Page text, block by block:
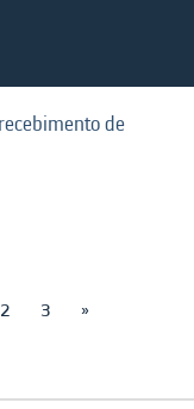
de
2 3 »